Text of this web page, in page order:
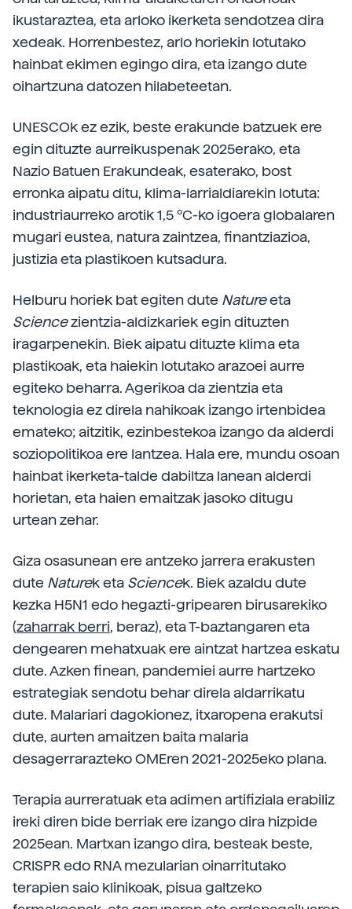
ikustaraztea, eta arloko ikerketa sendotzea dira
xedeak. Horrenbestez, arlo horiekin lotutako
hainbat ekimen egingo dira, eta izango dute
oihartzuna datozen hilabeteetan.
UNESCOk ez ezik, beste erakunde batzuek ere
egin dituzte aurreikuspenak 2025erako, eta
Nazio Batuen Erakundeak, esaterako, bost
erronka aipatu ditu, klima-larrialdiarekin lotuta:
industriaurreko arotik 1,5 ºC-ko igoera globalaren
mugari eustea, natura zaintzea, finantziazioa,
justizia eta plastikoen kutsadura.
Helburu horiek bat egiten dute Natureeta
Sciencezientzia-aldizkariek egin dituzten
iragarpenekin. Biek aipatu dituzte klima eta
plastikoak, eta haiekin lotutako arazoei aurre
egiteko beharra. Agerikoa da zientzia eta
teknologia ez direla nahikoak izango irtenbidea
emateko; aitzitik, ezinbestekoa izango da alderdi
soziopolitikoa ere lantzea. Hala ere, mundu osoan
hainbat ikerketa-talde dabiltza lanean alderdi
horietan, eta haien emaitzak jasoko ditugu
urtean zehar.
Giza osasunean ere antzeko jarrera erakusten
dute Naturek eta Sciencek. Biek azaldu dute
kezka H5N1 edo hegazti-gripearen birusarekiko
(zaharrak berri, beraz), eta T-baztangaren eta
dengearen mehatxuak ere aintzat hartzea eskatu
dute. Azken finean, pandemiei aurre hartzeko
estrategiak sendotu behar direla aldarrikatu
dute. Malariari dagokionez, itxaropena erakutsi
dute, aurten amaitzen baita malaria
desagerrarazteko OMEren 2021-2025eko plana.
Terapia aurreratuak eta adimen artifiziala erabiliz
ireki diren bide berriak ere izango dira hizpide
2025ean. Martxan izango dira, besteak beste,
CRISPR edo RNA mezularian oinarritutako
terapien saio klinikoak, pisua galtzeko